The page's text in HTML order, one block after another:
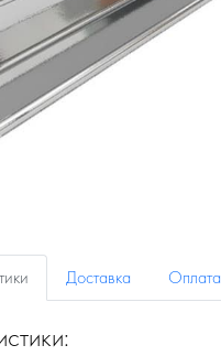
Доставка Оплата